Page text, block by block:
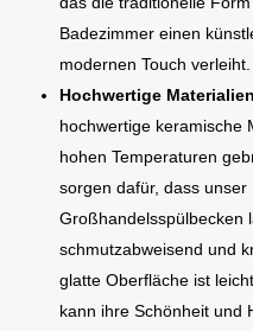
Badezimmer einen
modernen Touch verleiht.
Hochwertige
hochwertige keramische
hohen Temperaturen
sorgen dafür, dass unser
Großhandelsspülbecken
schmutzabweisend und
glatte Oberfläche ist
kann ihre Schönheit und